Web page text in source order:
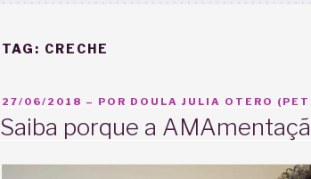
TAG: CRECHE
PUBLICADO
27/06/2018 – POR DOULA JULIA OTERO
Saiba porque a